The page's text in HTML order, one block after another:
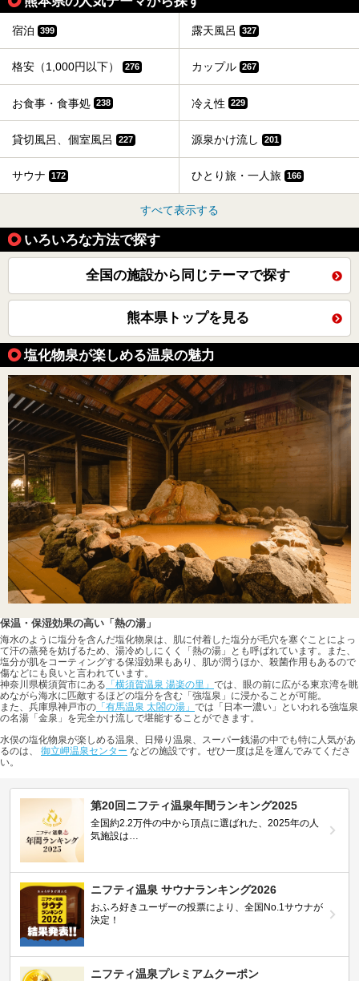
宿泊 399 露天風呂 327
格安（1,000円以下） 276 カップル 267
お食事・食事処 238 冷え性 229
貸切風呂、個室風呂 227 源泉かけ流し 201
サウナ 172 ひとり旅・一人旅 166
すべて表示する
いろいろな方法で探す
全国の施設から同じテーマで探す
熊本県トップを見る
塩化物泉が楽しめる温泉の魅力
保温・保湿効果の高い「熱の湯」
海水のように塩分を含んだ塩化物泉は、肌に付着した塩分が毛穴を塞ぐことによっ
て汗の蒸発を妨げるため、湯冷めしにくく「熱の湯」とも呼ばれています。また、
塩分が肌をコーティングする保湿効果もあり、肌が潤うほか、殺菌作用もあるので
傷などにも良いと言われています。
神奈川県横須賀市にある 「横須賀温泉 湯楽の里」 では、眼の前に広がる東京湾を眺
めながら海水に匹敵するほどの塩分を含む「強塩泉」に浸かることが可能。
また、兵庫県神戸市の 「有馬温泉 太閤の湯」 では「日本一濃い」といわれる強塩泉
の名湯「金泉」を完全かけ流しで堪能することができます。
水俣の塩化物泉が楽しめる温泉、日帰り温泉、スーパー銭湯の中でも特に人気があ
るのは、 御立岬温泉センター などの施設です。ぜひ一度は足を運んでみてくださ
い。
第20回ニフティ温泉年間ランキング2025
全国約2.2万件の中から頂点に選ばれた、2025年の人
気施設は…
ニフティ温泉 サウナランキング2026
おふろ好きユーザーの投票により、全国No.1サウナが
決定！
ニフティ温泉プレミアムクーポン